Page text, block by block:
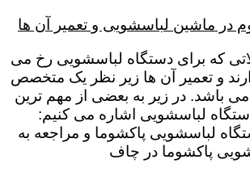
در ماشین لباسشویی و تعمیر آن ها
که برای دستگاه لباسشویی رخ می
و تعمیر آن ها زیر نظر یک متخصص
باشد. در زیر به بعضی از مهم ترین
لباسشویی اشاره می کنیم:
لباسشویی پاکشوما و مراجعه به
پاکشوما در چاف